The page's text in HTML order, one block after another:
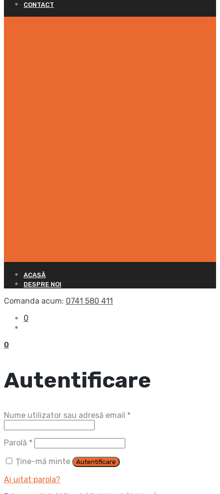
CONTACT
ACASĂ
DESPRE NOI
Comanda acum: 0741 580 411
0
0
Autentificare
Nume utilizator sau adresă email *
Parolă *
Ține-mă minte Autentificare
Ai uitat parola?